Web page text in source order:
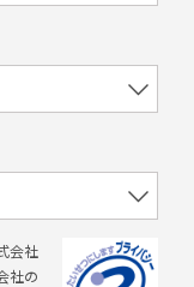
会社
社の